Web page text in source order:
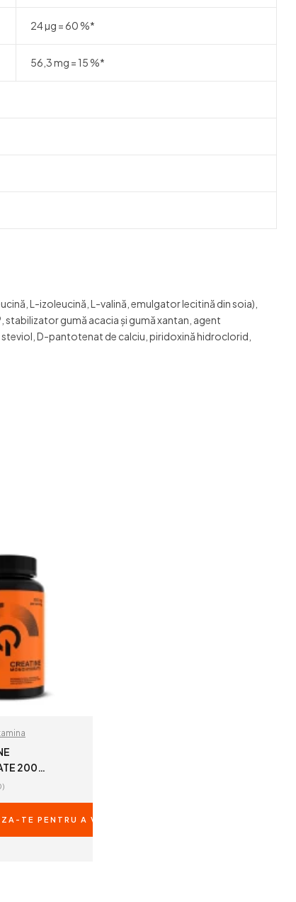
24 µg = 60 %*
56,3 mg = 15 %*
L-izoleucină, L-valină, emulgator lecitină din soia),
gumă acacia și gumă xantan, agent
D-pantotenat de calciu, piridoxină hidroclorid,
200
TE PENTRU A VEDEA PRETURILE